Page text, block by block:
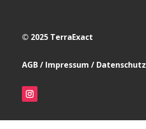
© 2025 TerraExact
AGB / Impressum / Datenschutz